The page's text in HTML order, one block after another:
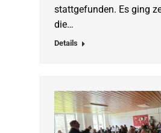
stattgefunden. Es ging
die…
Details